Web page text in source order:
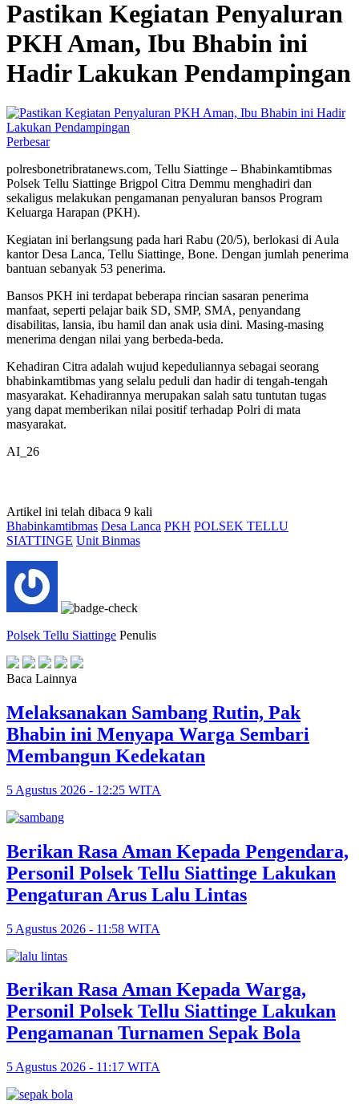
Pastikan Kegiatan Penyaluran
PKH Aman, Ibu Bhabin ini
Hadir Lakukan Pendampingan
Perbesar
polresbonetribratanews.com, Tellu Siattinge – Bhabinkamtibmas
Polsek Tellu Siattinge Brigpol Citra Demmu menghadiri dan
sekaligus melakukan pengamanan penyaluran bansos Program
Keluarga Harapan (PKH).
Kegiatan ini berlangsung pada hari Rabu (20/5), berlokasi di Aula
kantor Desa Lanca, Tellu Siattinge, Bone. Dengan jumlah penerima
bantuan sebanyak 53 penerima.
Bansos PKH ini terdapat beberapa rincian sasaran penerima
manfaat, seperti pelajar baik SD, SMP, SMA, penyandang
disabilitas, lansia, ibu hamil dan anak usia dini. Masing-masing
menerima dengan nilai yang berbeda-beda.
Kehadiran Citra adalah wujud kepeduliannya sebagai seorang
bhabinkamtibmas yang selalu peduli dan hadir di tengah-tengah
masyarakat. Kehadirannya merupakan salah satu tuntutan tugas
yang dapat memberikan nilai positif terhadap Polri di mata
masyarakat.
AI_26
Artikel ini telah dibaca 9 kali
Bhabinkamtibmas Desa Lanca PKH POLSEK TELLU
SIATTINGE Unit Binmas
Polsek Tellu Siattinge Penulis
Baca Lainnya
Melaksanakan Sambang Rutin, Pak
Bhabin ini Menyapa Warga Sembari
Membangun Kedekatan
5 Agustus 2026 - 12:25 WITA
Berikan Rasa Aman Kepada Pengendara,
Personil Polsek Tellu Siattinge Lakukan
Pengaturan Arus Lalu Lintas
5 Agustus 2026 - 11:58 WITA
Berikan Rasa Aman Kepada Warga,
Personil Polsek Tellu Siattinge Lakukan
Pengamanan Turnamen Sepak Bola
5 Agustus 2026 - 11:17 WITA